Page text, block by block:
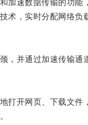
速数据传输的功能
，实时分配网络负
并通过加速传输通
开网页、下载文件